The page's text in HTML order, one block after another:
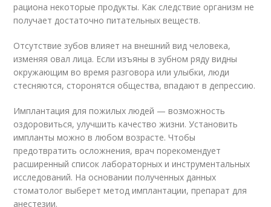
рациона некоторые продукты. Как следствие организм не
получает достаточно питательных веществ.
Отсутствие зубов влияет на внешний вид человека,
изменяя овал лица. Если изъяны в зубном ряду видны
окружающим во время разговора или улыбки, люди
стесняются, сторонятся общества, впадают в депрессию.
Имплантация для пожилых людей — возможность
оздоровиться, улучшить качество жизни. Установить
импланты можно в любом возрасте. Чтобы
предотвратить осложнения, врач порекомендует
расширенный список лабораторных и инструментальных
исследований. На основании полученных данных
стоматолог выберет метод имплантации, препарат для
анестезии.